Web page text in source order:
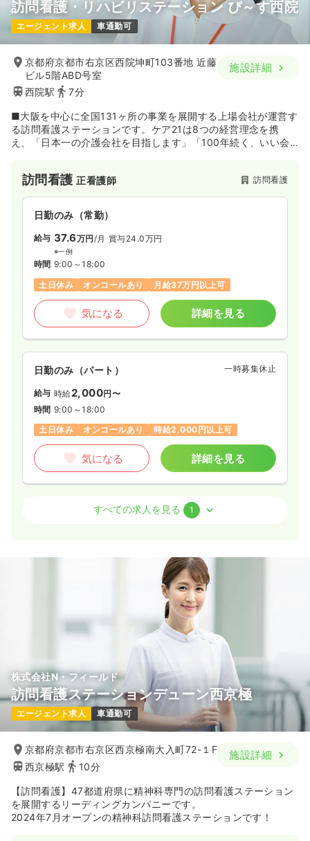
訪問看護・リハビリステーション ぴ～す西院
エージェント求人 車通勤可
京都府京都市右京区西院坤町103番地 近藤
ビル5階ABD号室
西院駅
7分
施設詳細
■大阪を中心に全国131ヶ所の事業を展開する上場会社が運営す
る訪問看護ステーションです。ケア21は8つの経営理念を携
え、「日本一の介護会社を目指します」「100年続く、いい会
訪問看護正看護師 訪問看護
日勤のみ（常勤）
給与 37.6万円/月 賞与24.0万円
※一例
時間 9:00～18:00
土日休み
オンコールあり 月給37万円以上可
気になる 詳細を見る
日勤のみ（パート） 一時募集休止
給与 時給2,000円〜
時間 9:00～18:00
土日休み
オンコールあり 時給2,000円以上可
気になる 詳細を見る
正看護師 / 管理職
賞与60.0万円
担当業務未経験可
ブランク可
月給40万円以上可
詳細を見る
すべての求人を見る 1
株式会社N・フィールド
訪問看護ステーションデューン西京極
エージェント求人 車通勤可
京都府京都市右京区西京極南大入町72-１F
西京極駅
10分
施設詳細
【訪問看護】47都道府県に精神科専門の訪問看護ステーション
を展開するリーディングカンパニーです。
2024年7月オープンの精神科訪問看護ステーションです！